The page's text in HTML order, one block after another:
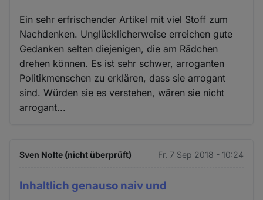
Ein sehr erfrischender Artikel mit viel Stoff zum
Nachdenken. Unglücklicherweise erreichen gute
Gedanken selten diejenigen, die am Rädchen
drehen können. Es ist sehr schwer, arroganten
Politikmenschen zu erklären, dass sie arrogant
sind. Würden sie es verstehen, wären sie nicht
arrogant...
Sven Nolte (nicht überprüft) Fr. 7 Sep 2018 - 10:24
Inhaltlich genauso naiv und